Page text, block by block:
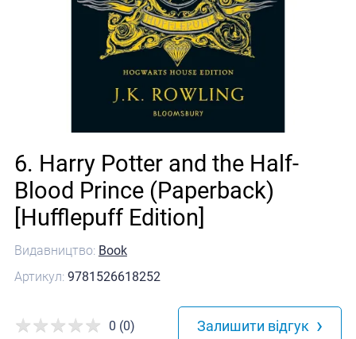
Видавництво: Book
Артикул: 9781526618252
6. Harry Potter and the Half-
Blood Prince (Paperback)
[Hufflepuff Edition]
0 (0) Залишити відгук ›